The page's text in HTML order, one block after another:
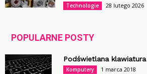
Technologie 28 lutego 2026
POPULARNE POSTY
Podświetlana
Komputery 1 marca 2018